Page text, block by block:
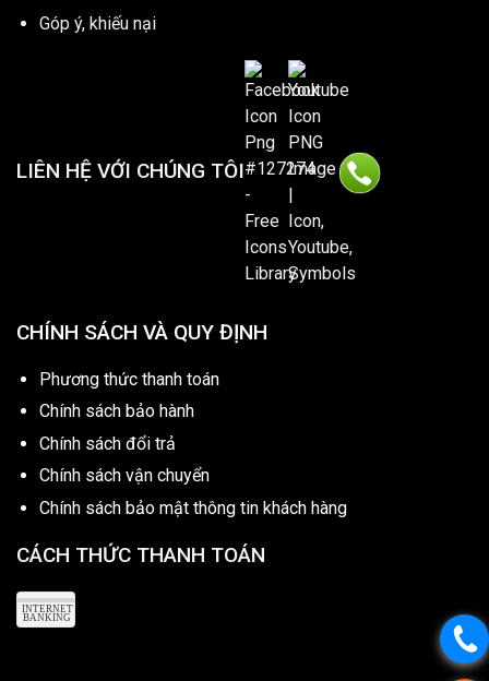
Góp ý, khiếu nại
LIÊN HỆ VỚI CHÚNG TÔI
CHÍNH SÁCH VÀ QUY ĐỊNH
Phương thức thanh toán
Chính sách bảo hành
Chính sách đổi trả
Chính sách vận chuyển
Chính sách bảo mật thông tin khách hàng
CÁCH THỨC THANH TOÁN